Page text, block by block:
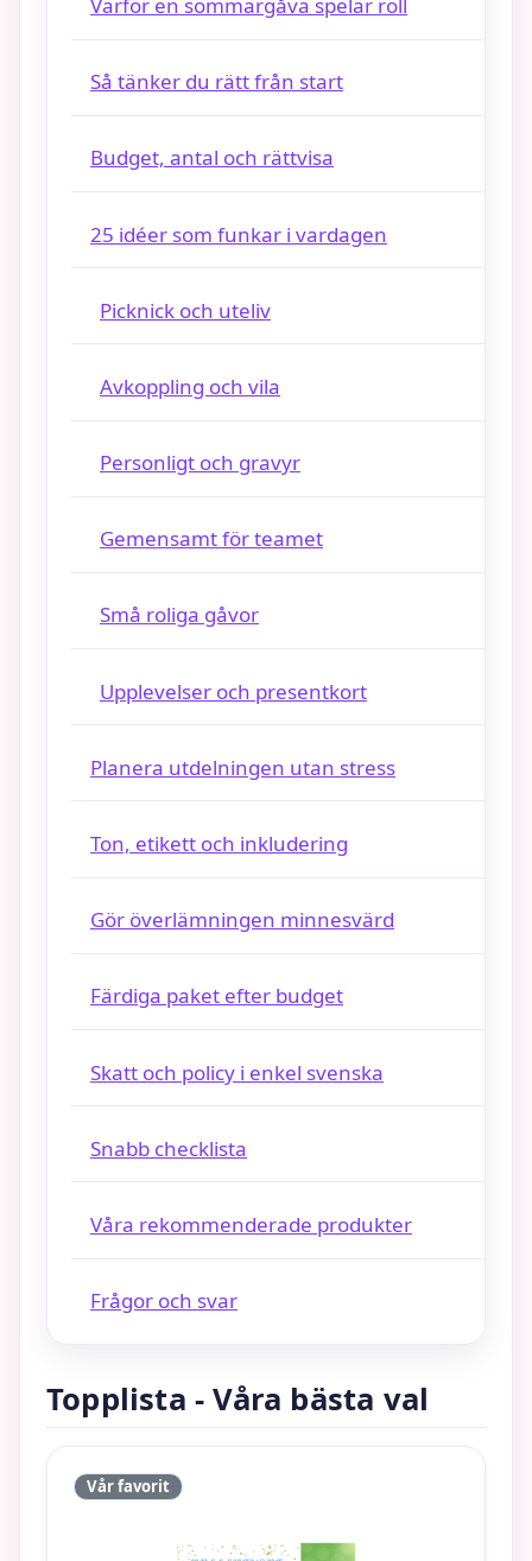
Så tänker du rätt från start
Budget, antal och rättvisa
25 idéer som funkar i vardagen
Picknick och uteliv
Avkoppling och vila
Personligt och gravyr
Gemensamt för teamet
Små roliga gåvor
Upplevelser och presentkort
Planera utdelningen utan stress
Ton, etikett och inkludering
Gör överlämningen minnesvärd
Färdiga paket efter budget
Skatt och policy i enkel svenska
Snabb checklista
Våra rekommenderade produkter
Frågor och svar
Topplista - Våra bästa val
Vår favorit